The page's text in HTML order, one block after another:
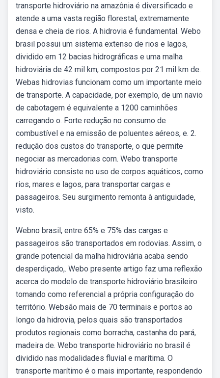
transporte hidroviário na amazônia é diversificado e
atende a uma vasta região florestal, extremamente
densa e cheia de rios. A hidrovia é fundamental. Webo
brasil possui um sistema extenso de rios e lagos,
dividido em 12 bacias hidrográficas e uma malha
hidroviária de 42 mil km, compostos por 21 mil km de.
Webas hidrovias funcionam como um importante meio
de transporte. A capacidade, por exemplo, de um navio
de cabotagem é equivalente a 1200 caminhões
carregando o. Forte redução no consumo de
combustível e na emissão de poluentes aéreos, e. 2.
redução dos custos do transporte, o que permite
negociar as mercadorias com. Webo transporte
hidroviário consiste no uso de corpos aquáticos, como
rios, mares e lagos, para transportar cargas e
passageiros. Seu surgimento remonta à antiguidade,
visto.
Webno brasil, entre 65% e 75% das cargas e
passageiros são transportados em rodovias. Assim, o
grande potencial da malha hidroviária acaba sendo
desperdiçado,. Webo presente artigo faz uma reflexão
acerca do modelo de transporte hidroviário brasileiro
tomando como referencial a própria configuração do
território. Websão mais de 70 terminais e portos ao
longo da hidrovia, pelos quais são transportados
produtos regionais como borracha, castanha do pará,
madeira de. Webo transporte hidroviário no brasil é
dividido nas modalidades fluvial e marítima. O
transporte marítimo é o mais importante, respondendo